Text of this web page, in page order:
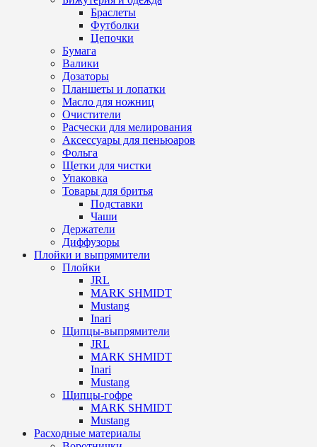
Браслеты
Футболки
Цепочки
Бумага
Валики
Дозаторы
Планшеты и лопатки
Масло для ножниц
Очистители
Расчески для мелирования
Аксессуары для пеньюаров
Фольга
Щетки для чистки
Упаковка
Товары для бритья
Подставки
Чаши
Держатели
Диффузоры
Плойки и выпрямители
Плойки
JRL
MARK SHMIDT
Mustang
Inari
Щипцы-выпрямители
JRL
MARK SHMIDT
Inari
Mustang
Щипцы-гофре
MARK SHMIDT
Mustang
Расходные материалы